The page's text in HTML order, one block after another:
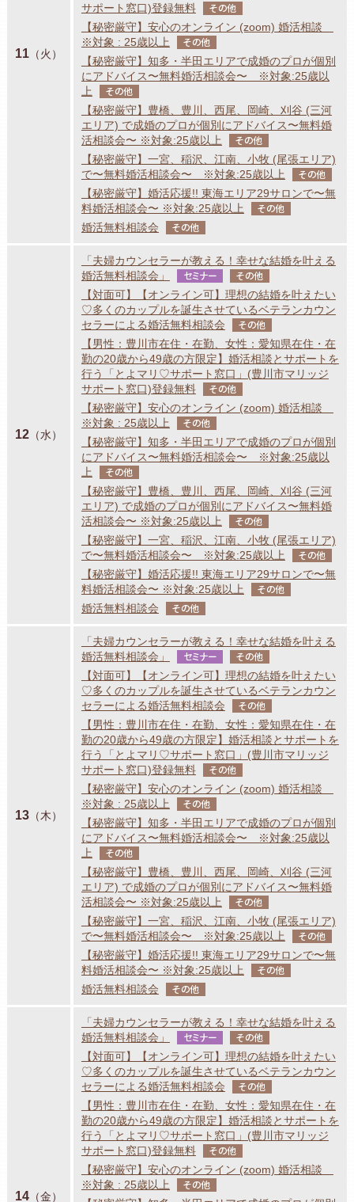
11（火）
サポート窓口)登録無料
その他
【秘密厳守】安心のオンライン (zoom) 婚活相談
※対象 : 25歳以上
その他
【秘密厳守】知多・半田エリアで成婚のプロが個別
にアドバイス〜無料婚活相談会〜 ※対象:25歳以
上
その他
【秘密厳守】豊橋、豊川、西尾、岡崎、刈谷 (三河
エリア) で成婚のプロが個別にアドバイス〜無料婚
活相談会〜 ※対象:25歳以上
その他
【秘密厳守】一宮、稲沢、江南、小牧 (尾張エリア)
で〜無料婚活相談会〜 ※対象:25歳以上
その他
【秘密厳守】婚活応援!! 東海エリア29サロンで〜無
料婚活相談会〜 ※対象:25歳以上
その他
婚活無料相談会 その他
12（水）
「夫婦カウンセラーが教える！幸せな結婚を叶える
婚活無料相談会」
セミナー その他
【対面可】【オンライン可】理想の結婚を叶えたい
♡多くのカップルを誕生させているベテランカウン
セラーによる婚活無料相談会
その他
【男性：豊川市在住・在勤、女性：愛知県在住・在
勤の20歳から49歳の方限定】婚活相談とサポートを
行う「とよマリ♡サポート窓口」(豊川市マリッジ
サポート窓口)登録無料
その他
【秘密厳守】安心のオンライン (zoom) 婚活相談
※対象 : 25歳以上
その他
【秘密厳守】知多・半田エリアで成婚のプロが個別
にアドバイス〜無料婚活相談会〜 ※対象:25歳以
上
その他
【秘密厳守】豊橋、豊川、西尾、岡崎、刈谷 (三河
エリア) で成婚のプロが個別にアドバイス〜無料婚
活相談会〜 ※対象:25歳以上
その他
【秘密厳守】一宮、稲沢、江南、小牧 (尾張エリア)
で〜無料婚活相談会〜 ※対象:25歳以上
その他
【秘密厳守】婚活応援!! 東海エリア29サロンで〜無
料婚活相談会〜 ※対象:25歳以上
その他
婚活無料相談会 その他
13（木）
「夫婦カウンセラーが教える！幸せな結婚を叶える
婚活無料相談会」
セミナー その他
【対面可】【オンライン可】理想の結婚を叶えたい
♡多くのカップルを誕生させているベテランカウン
セラーによる婚活無料相談会
その他
【男性：豊川市在住・在勤、女性：愛知県在住・在
勤の20歳から49歳の方限定】婚活相談とサポートを
行う「とよマリ♡サポート窓口」(豊川市マリッジ
サポート窓口)登録無料
その他
【秘密厳守】安心のオンライン (zoom) 婚活相談
※対象 : 25歳以上
その他
【秘密厳守】知多・半田エリアで成婚のプロが個別
にアドバイス〜無料婚活相談会〜 ※対象:25歳以
上
その他
【秘密厳守】豊橋、豊川、西尾、岡崎、刈谷 (三河
エリア) で成婚のプロが個別にアドバイス〜無料婚
活相談会〜 ※対象:25歳以上
その他
【秘密厳守】一宮、稲沢、江南、小牧 (尾張エリア)
で〜無料婚活相談会〜 ※対象:25歳以上
その他
【秘密厳守】婚活応援!! 東海エリア29サロンで〜無
料婚活相談会〜 ※対象:25歳以上
その他
婚活無料相談会 その他
14（金）
「夫婦カウンセラーが教える！幸せな結婚を叶える
婚活無料相談会」
セミナー その他
【対面可】【オンライン可】理想の結婚を叶えたい
♡多くのカップルを誕生させているベテランカウン
セラーによる婚活無料相談会
その他
【男性：豊川市在住・在勤、女性：愛知県在住・在
勤の20歳から49歳の方限定】婚活相談とサポートを
行う「とよマリ♡サポート窓口」(豊川市マリッジ
サポート窓口)登録無料
その他
【秘密厳守】安心のオンライン (zoom) 婚活相談
※対象 : 25歳以上
その他